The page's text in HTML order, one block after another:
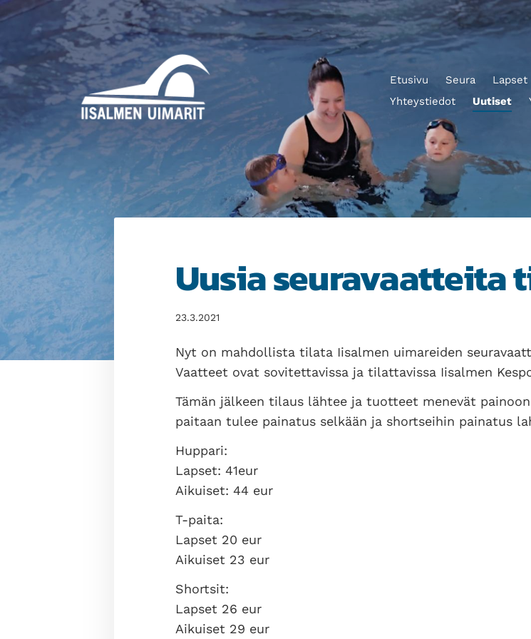
Siirry
sivun
sisältöön
Iisalmen Uimarit ry
Etusivu Seura Lapset
Yhteystiedot
Uutiset
Uusia seuravaatteita
23.3.2021
Nyt on mahdollista tilata Iisalmen uimareiden
Vaatteet ovat sovitettavissa ja tilattavissa Iisalmen
Tämän jälkeen tilaus lähtee ja tuotteet menevät
paitaan tulee painatus selkään ja shortseihin painatus
Huppari:
Lapset: 41eur
Aikuiset: 44 eur
T-paita:
Lapset 20 eur
Aikuiset 23 eur
Shortsit:
Lapset 26 eur
Aikuiset 29 eur